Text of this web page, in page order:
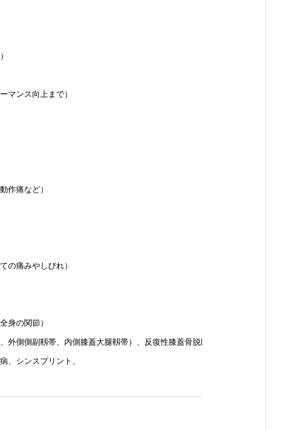
マンス向上まで）
作痛など）
の痛みやしびれ）
身の関節）
外側側副靱帯、内側膝蓋大腿靱帯）、反復性膝蓋骨脱臼、アキレス腱断裂、ラン
、シンスプリント、